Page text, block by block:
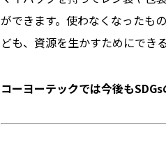
ができます。使わなくなったも
ども、資源を生かすためにでき
コーヨーテックでは今後も